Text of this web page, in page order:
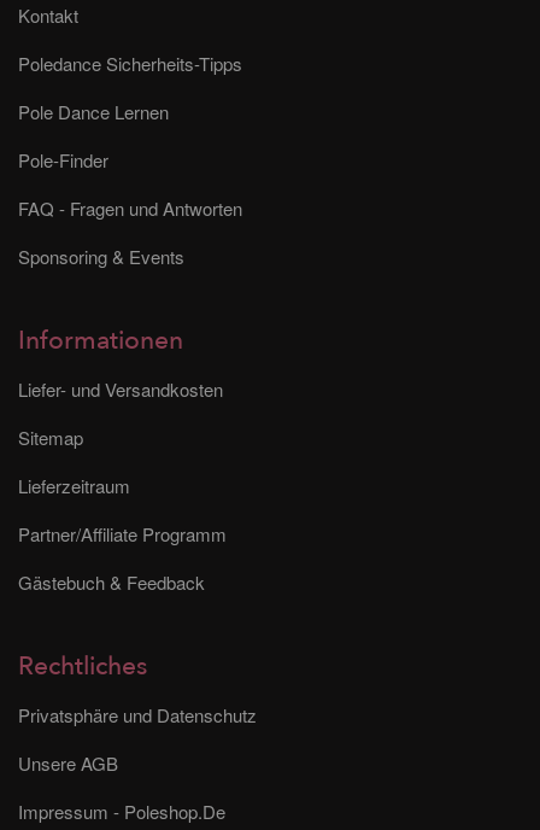
Kontakt
Poledance Sicherheits-Tipps
Pole Dance Lernen
Pole-Finder
FAQ - Fragen und Antworten
Sponsoring & Events
Informationen
Liefer- und Versandkosten
Sitemap
Lieferzeitraum
Partner/Affiliate Programm
Gästebuch & Feedback
Rechtliches
Privatsphäre und Datenschutz
Unsere AGB
Impressum - Poleshop.De